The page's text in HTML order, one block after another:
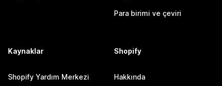
Para birimi ve çeviri
Kaynaklar
Shopify Yardım Merkezi
Shopify
Hakkında